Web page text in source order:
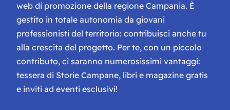
web di promozione della regione Campania. È
gestito in totale autonomia da giovani
professionisti del territorio: contribuisci anche tu
alla crescita del progetto. Per te, con un piccolo
contributo, ci saranno numerosissimi vantaggi:
tessera di Storie Campane, libri e magazine gratis
e inviti ad eventi esclusivi!